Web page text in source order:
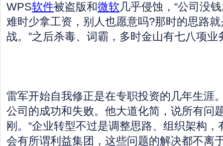
WPS软件被盗版和微软几乎侵蚀，“公司没
难时少拿工资，别人也愿意吗?那时的思路
战。”之后杀毒、词霸，多时金山有七八项业
雷军开始自我修正是在专职投资的几年生涯
公司的成功和失败。他大道化简，说所有问
刚。“企业转型不过是调整思路、组织架构
会有所谓利益集团，这些问题的解决都不离